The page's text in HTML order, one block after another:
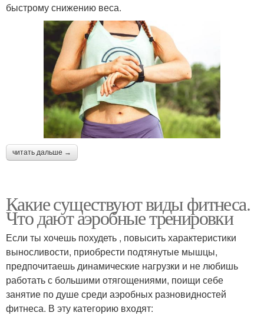
быстрому снижению веса.
читать дальше →
Какие существуют виды фитнеса.
Что дают аэробные тренировки
Если ты хочешь похудеть , повысить характеристики
выносливости, приобрести подтянутые мышцы,
предпочитаешь динамические нагрузки и не любишь
работать с большими отягощениями, поищи себе
занятие по душе среди аэробных разновидностей
фитнеса. В эту категорию входят: